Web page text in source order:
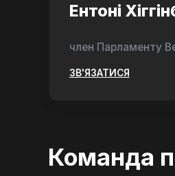
Ентоні
член Парламенту
ЗВ'ЯЗАТИСЯ
Команда